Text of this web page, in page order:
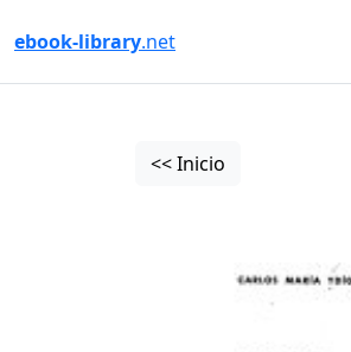
ebook-library.net
<< Inicio